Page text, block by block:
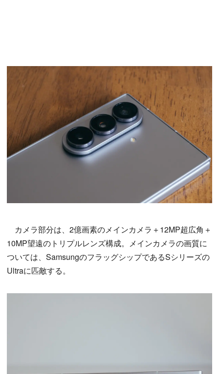
カメラ部分は、2億画素のメインカメラ＋12MP超広角＋
10MP望遠のトリプルレンズ構成。メインカメラの画質に
ついては、SamsungのフラッグシップであるSシリーズの
Ultraに匹敵する。